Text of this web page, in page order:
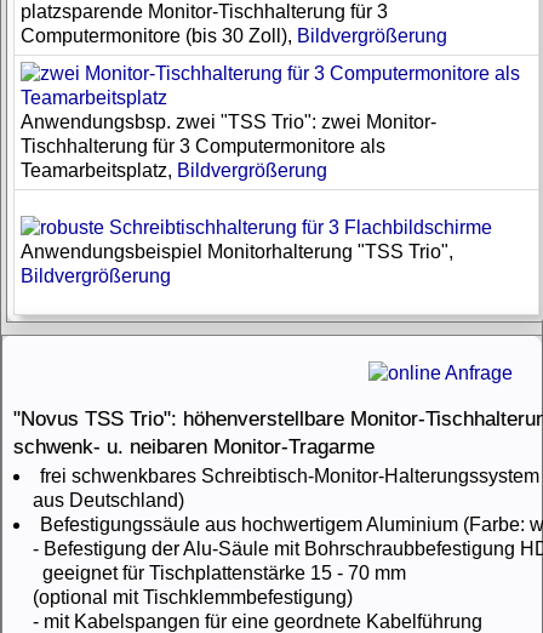
"Novus TSS Trio": höhenverstellbare Monitor-
schwenk- u. neibaren Monitor-Tragarme
frei schwenkbares Schreibtisch-Monitor-
aus Deutschland)
Befestigungssäule aus hochwertigem Aluminium (Farbe:
- Befestigung der Alu-Säule mit Bohrschraubbefestigung
geeignet für Tischplattenstärke 15 - 70 mm
(optional mit Tischklemmbefestigung)
- mit Kabelspangen für eine geordnete Kabelführung
platzsparende Monitor-Tischhalterung für 3
Computermonitore (bis 30 Zoll), Bildvergrößerung
Anwendungsbsp. zwei "TSS Trio": zwei Monitor-
Tischhalterung für 3 Computermonitore als
Teamarbeitsplatz, Bildvergrößerung
Anwendungsbeispiel Monitorhalterung "TSS Trio",
Bildvergrößerung